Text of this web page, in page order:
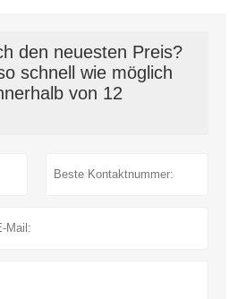
den neuesten Preis?
schnell wie möglich
von 12